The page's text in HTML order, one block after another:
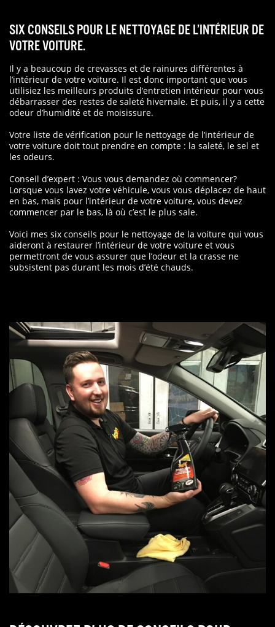
SIX CONSEILS POUR LE NETTOYAGE DE L’INTÉRIEUR DE
VOTRE VOITURE.
Il y a beaucoup de crevasses et de rainures différentes à
l’intérieur de votre voiture. Il est donc important que vous
utilisiez les meilleurs produits d’entretien intérieur pour vous
débarrasser des restes de saleté hivernale. Et puis, il y a cette
odeur d’humidité et de moisissure.
Votre liste de vérification pour le nettoyage de l’intérieur de
votre voiture doit tout prendre en compte : la saleté, le sel et
les odeurs.
Conseil d’expert : Vous vous demandez où commencer?
Lorsque vous lavez votre véhicule, vous vous déplacez de haut
en bas, mais pour l’intérieur de votre voiture, vous devez
commencer par le bas, là où c’est le plus sale.
Voici mes six conseils pour le nettoyage de la voiture qui vous
aideront à restaurer l’intérieur de votre voiture et vous
permettront de vous assurer que l’odeur et la crasse ne
subsistent pas durant les mois d’été chauds.